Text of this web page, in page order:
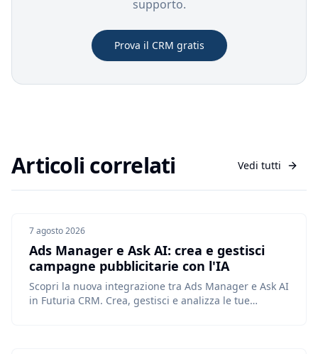
supporto.
Prova il CRM gratis
Articoli correlati Vedi tutti
7 agosto 2026
Ads Manager e Ask AI: crea e gestisci
campagne pubblicitarie con l'IA
Scopri la nuova integrazione tra Ads Manager e Ask AI
in Futuria CRM. Crea, gestisci e analizza le tue